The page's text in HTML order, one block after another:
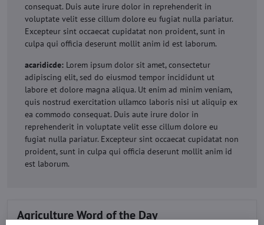
consequat. Duis aute irure dolor in reprehenderit in
voluptate velit esse cillum dolore eu fugiat nulla pariatur.
Excepteur sint occaecat cupidatat non proident, sunt in
culpa qui officia deserunt mollit anim id est laborum.
acaridicde: Lorem ipsum dolor sit amet, consectetur
adipiscing elit, sed do eiusmod tempor incididunt ut
labore et dolore magna aliqua. Ut enim ad minim veniam,
quis nostrud exercitation ullamco laboris nisi ut aliquip ex
ea commodo consequat. Duis aute irure dolor in
reprehenderit in voluptate velit esse cillum dolore eu
fugiat nulla pariatur. Excepteur sint occaecat cupidatat non
proident, sunt in culpa qui officia deserunt mollit anim id
est laborum.
Agriculture Word of the Day